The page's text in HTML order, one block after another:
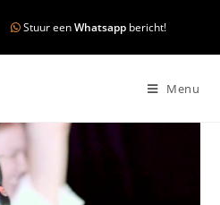
Stuur eenWhatsappbericht!
Menu